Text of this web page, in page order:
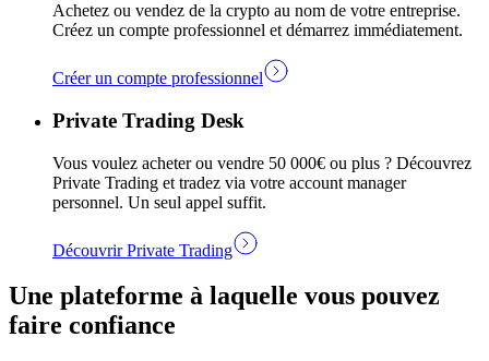
Achetez ou vendez de la crypto au nom de votre entreprise.
Créez un compte professionnel et démarrez immédiatement.
Créer un compte professionnel
Private Trading Desk
Vous voulez acheter ou vendre 50 000€ ou plus ? Découvrez
Private Trading et tradez via votre account manager
personnel. Un seul appel suffit.
Découvrir Private Trading
Une plateforme à laquelle vous pouvez
faire confiance